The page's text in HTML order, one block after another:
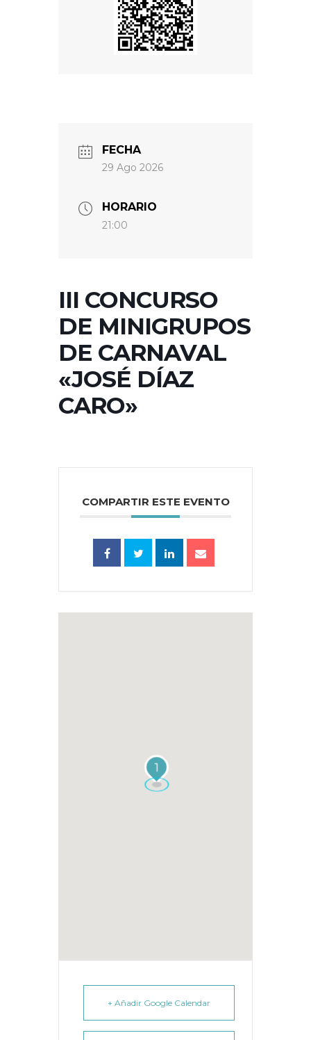
FECHA
29 Ago 2026
HORARIO
21:00
III CONCURSO
DE MINIGRUPOS
DE CARNAVAL
«JOSÉ DÍAZ
CARO»
COMPARTIR ESTE EVENTO
1
+ Añadir Google Calendar